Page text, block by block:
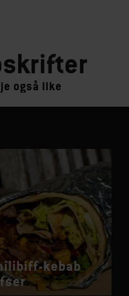
også like
kebab